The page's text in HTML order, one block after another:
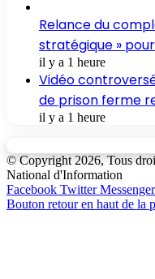
Relance du
stratégique »
il y a 1 heure
Vidéo
de prison ferme
il y a 1 heure
© Copyright 2026, Tous
National d'Information
Facebook Twitter Messenger
Bouton retour en haut de la